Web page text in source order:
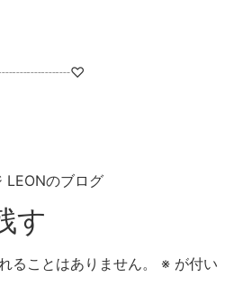
LEONのブログ
す
ることはありません。 ※ が付い